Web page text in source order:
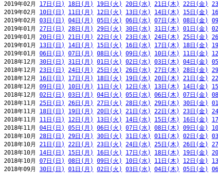
2019年02月 17日(日) 18日(月) 19日(火) 20日(水) 21日(木) 22日(金)
2019年02月 10日(日) 11日(月) 12日(火) 13日(水) 14日(木) 15日(金)
2019年02月 03日(日) 04日(月) 05日(火) 06日(水) 07日(木) 08日(金)
2019年01月 27日(日) 28日(月) 29日(火) 30日(水) 31日(木) 01日(金)
2019年01月 20日(日) 21日(月) 22日(火) 23日(水) 24日(木) 25日(金)
2019年01月 13日(日) 14日(月) 15日(火) 16日(水) 17日(木) 18日(金)
2019年01月 06日(日) 07日(月) 08日(火) 09日(水) 10日(木) 11日(金)
2018年12月 30日(日) 31日(月) 01日(火) 02日(水) 03日(木) 04日(金)
2018年12月 23日(日) 24日(月) 25日(火) 26日(水) 27日(木) 28日(金)
2018年12月 16日(日) 17日(月) 18日(火) 19日(水) 20日(木) 21日(金)
2018年12月 09日(日) 10日(月) 11日(火) 12日(水) 13日(木) 14日(金)
2018年12月 02日(日) 03日(月) 04日(火) 05日(水) 06日(木) 07日(金)
2018年11月 25日(日) 26日(月) 27日(火) 28日(水) 29日(木) 30日(金)
2018年11月 18日(日) 19日(月) 20日(火) 21日(水) 22日(木) 23日(金)
2018年11月 11日(日) 12日(月) 13日(火) 14日(水) 15日(木) 16日(金)
2018年11月 04日(日) 05日(月) 06日(火) 07日(水) 08日(木) 09日(金)
2018年10月 28日(日) 29日(月) 30日(火) 31日(水) 01日(木) 02日(金)
2018年10月 21日(日) 22日(月) 23日(火) 24日(水) 25日(木) 26日(金)
2018年10月 14日(日) 15日(月) 16日(火) 17日(水) 18日(木) 19日(金)
2018年10月 07日(日) 08日(月) 09日(火) 10日(水) 11日(木) 12日(金)
2018年09月 30日(日) 01日(月) 02日(火) 03日(水) 04日(木) 05日(金)